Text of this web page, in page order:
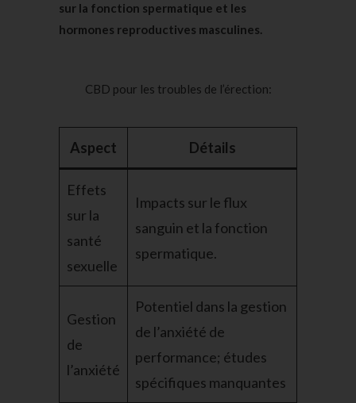
sur la fonction spermatique et les
hormones reproductives masculines.
CBD pour les troubles de l’érection:
Aspect Détails
Effets
sur la
santé
sexuelle
Impacts sur le flux
sanguin et la fonction
spermatique.
Gestion
de
l’anxiété
Potentiel dans la gestion
de l’anxiété de
performance; études
spécifiques manquantes